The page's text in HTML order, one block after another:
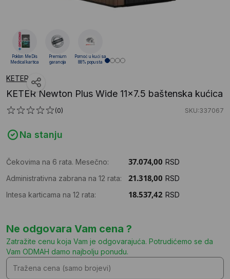
KETER
KETER Newton Plus Wide 11x7.5 baštenska kućica
(0) SKU:337067
Na stanju
Čekovima na 6 rata. Mesečno:
RSD
Administrativna zabrana na 12 rata:
RSD
Intesa karticama na 12 rata:
RSD
Ne odgovara Vam cena ?
Zatražite cenu koja Vam je odgovarajuća. Potrudićemo se da
Vam ODMAH damo najbolju ponudu.
Poklon MeDis
Medical kartica
Premium
garancija
Pomoć u kući sa
88% popusta